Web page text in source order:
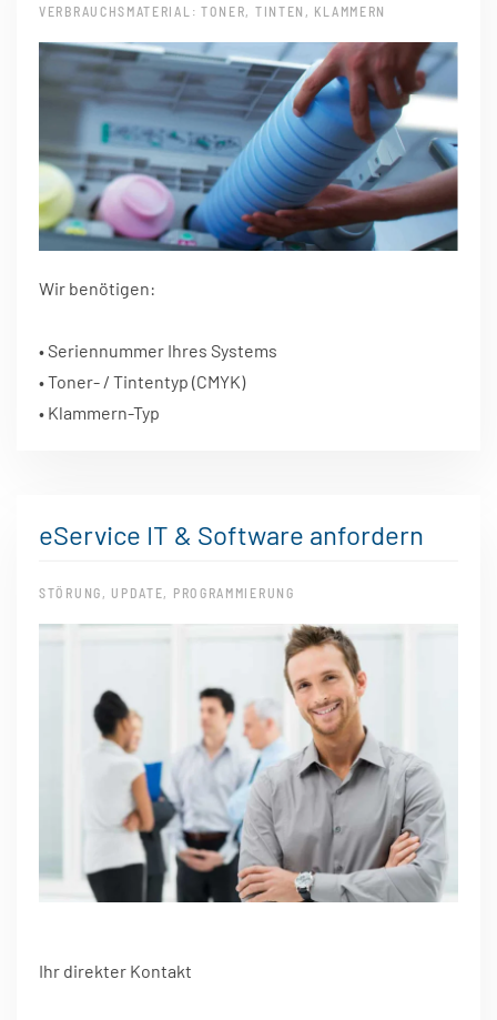
VERBRAUCHSMATERIAL: TONER, TINTEN, KLAMMERN
Wir benötigen:
• Seriennummer Ihres Systems
• Toner- / Tintentyp (CMYK)
• Klammern-Typ
eService IT & Software anfordern
STÖRUNG, UPDATE, PROGRAMMIERUNG
Ihr direkter Kontakt